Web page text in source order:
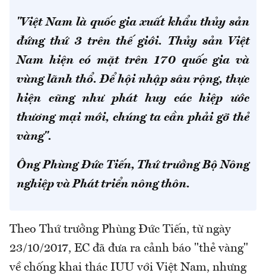
"Việt Nam là quốc gia xuất khẩu thủy sản
đứng thứ 3 trên thế giới. Thủy sản Việt
Nam hiện có mặt trên 170 quốc gia và
vùng lãnh thổ. Để hội nhập sâu rộng, thực
hiện cũng như phát huy các hiệp ước
thương mại mới, chúng ta cần phải gỡ thẻ
vàng".
Ông Phùng Đức Tiến, Thứ trưởng Bộ Nông
nghiệp và Phát triển nông thôn.
Theo Thứ trưởng Phùng Đức Tiến, từ ngày
23/10/2017, EC đã đưa ra cảnh báo "thẻ vàng"
về chống khai thác IUU với Việt Nam, nhưng